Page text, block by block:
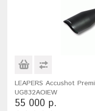
LEAPERS Accushot
UG832AOIEW
55 000 р.